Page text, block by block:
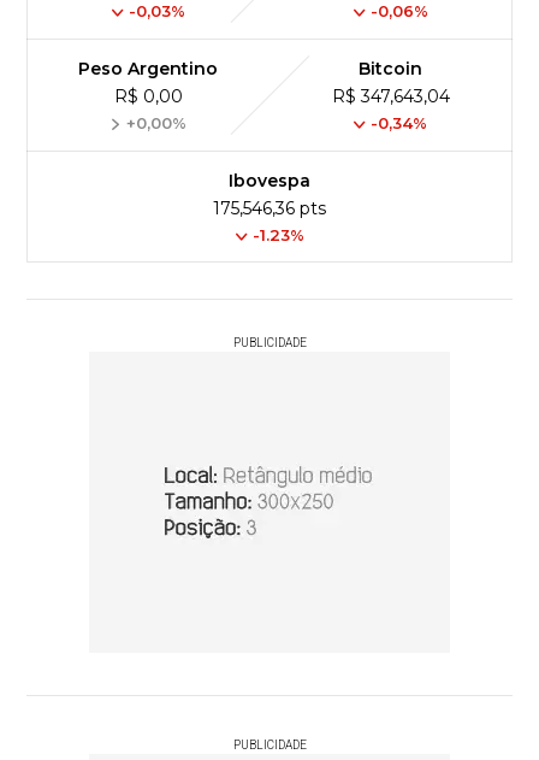
-0,03% -0,06%
Peso Argentino
R$ 0,00
+0,00%
Bitcoin
R$ 347,643,04
-0,34%
Ibovespa
175,546,36 pts
-1.23%
PUBLICIDADE
PUBLICIDADE